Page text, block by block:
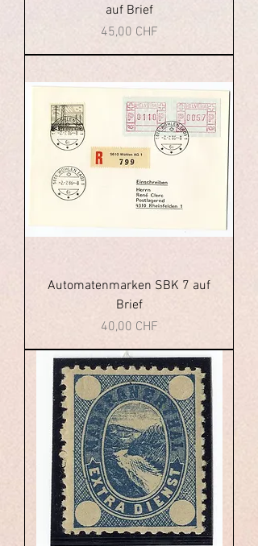
auf Brief
Preis
45,00 CHF
Automatenmarken SBK 7 auf
Brief
Preis
40,00 CHF